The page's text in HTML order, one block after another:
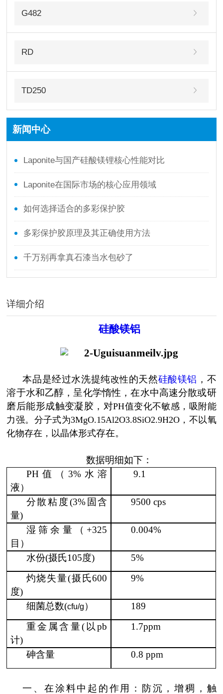
G482
RD
TD250
新闻中心
‌Laponite与国产硅酸镁锂核心性能对比
Laponite在国际市场的核心应用领域
如何选择适合的多彩保护胶
多彩保护胶原理及其正确使用方法
千万别再拿真石漆当水包砂了
详细介绍
硅酸镁铝
本品是经过水洗提纯改性的天然硅酸镁铝 ，不
溶于水和乙醇，呈化学惰性，在水中高速分散或研
磨后能形成触变凝胶，对PH值变化不敏感，吸附能
力强。分子式为3MgO.15Al2O3.8SiO2.9H2O，不以氧
化物存在，以晶体形式存在。
数据明细如下：
PH值（3%水溶
液）
9.1
分散粘度(3%固含
量)
9500 cps
湿筛余量（+325
目）
0.004%
水份(摄氏105度)
5%
灼烧失量(摄氏600
度)
9%
细菌总数(cfu/g ）
189
重金属含量(以pb
计)
1.7ppm
砷含量 0.8 ppm
一、在涂料中起的作用：防沉，增稠，触